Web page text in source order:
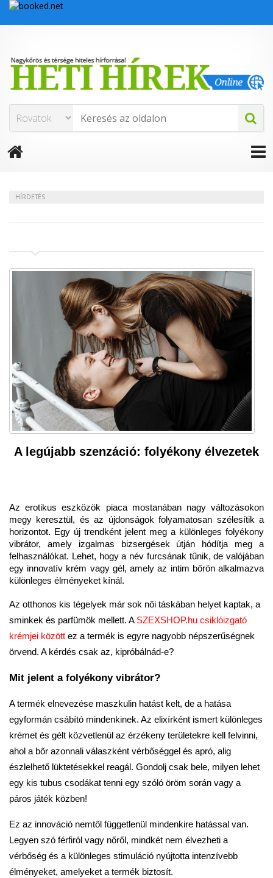
HÍRDETÉS
A legújabb szenzáció: folyékony élvezetek
Az erotikus eszközök piaca mostanában nagy változásokon
megy keresztül, és az újdonságok folyamatosan szélesítik a
horizontot. Egy új trendként jelent meg a különleges folyékony
vibrátor, amely izgalmas bizsergések útján hódítja meg a
felhasználókat. Lehet, hogy a név furcsának tűnik, de valójában
egy innovatív krém vagy gél, amely az intim bőrön alkalmazva
különleges élményeket kínál.
Az otthonos kis tégelyek már sok női táskában helyet kaptak, a
sminkek és parfümök mellett. A SZEXSHOP.hu csiklóizgató
krémjei között ez a termék is egyre nagyobb népszerűségnek
örvend. A kérdés csak az, kipróbálnád-e?
Mit jelent a folyékony vibrátor?
A termék elnevezése maszkulin hatást kelt, de a hatása
egyformán csábító mindenkinek. Az elixírként ismert különleges
krémet és gélt közvetlenül az érzékeny területekre kell felvinni,
ahol a bőr azonnali válaszként vérbőséggel és apró, alig
észlelhető lüktetésekkel reagál. Gondolj csak bele, milyen lehet
egy kis tubus csodákat tenni egy szóló öröm során vagy a
páros játék közben!
Ez az innováció nemtől függetlenül mindenkire hatással van.
Legyen szó férfiról vagy nőről, mindkét nem élvezheti a
vérbőség és a különleges stimuláció nyújtotta intenzívebb
élményeket, amelyeket a termék biztosít.